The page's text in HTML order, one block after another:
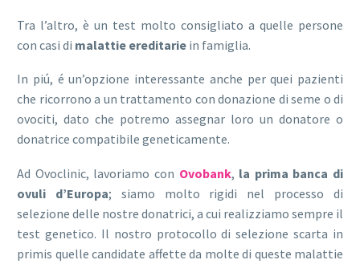
Tra l’altro, è un test molto consigliato a quelle persone
con casi di malattie ereditarie in famiglia.
In piú, é un’opzione interessante anche per quei pazienti
che ricorrono a un trattamento con donazione di seme o di
ovociti, dato che potremo assegnar loro un donatore o
donatrice compatibile geneticamente.
Ad Ovoclinic, lavoriamo con Ovobank, la prima banca di
ovuli d’Europa; siamo molto rigidi nel processo di
selezione delle nostre donatrici, a cui realizziamo sempre il
test genetico. Il nostro protocollo di selezione scarta in
primis quelle candidate affette da molte di queste malattie